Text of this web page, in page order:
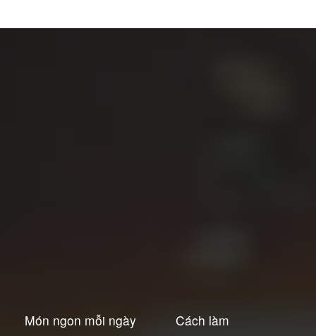
Món ngon mỗi ngày Cách làm